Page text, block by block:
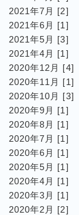
2021年7月 [2]
2021年6月 [1]
2021年5月 [3]
2021年4月 [1]
2020年12月 [4]
2020年11月 [1]
2020年10月 [3]
2020年9月 [1]
2020年8月 [1]
2020年7月 [1]
2020年6月 [1]
2020年5月 [1]
2020年4月 [1]
2020年3月 [1]
2020年2月 [2]